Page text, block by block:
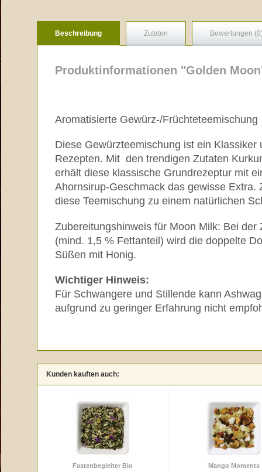
Beschreibung Zutaten Bewertungen
Produktinformationen "Golden
Aromatisierte Gewürz-/Früchteteemischung
Diese Gewürzteemischung ist ein Klassiker
Rezepten. Mit den trendigen Zutaten
erhält diese klassische Grundrezeptur mit
Ahornsirup-Geschmack das gewisse Extra.
diese Teemischung zu einem natürlichen
Zubereitungshinweis für Moon Milk: Bei der
(mind. 1,5 % Fettanteil) wird die doppelte
Süßen mit Honig.
Wichtiger Hinweis:
Für Schwangere und Stillende kann
aufgrund zu geringer Erfahrung nicht
Kunden kauften auch:
Fastenbegleiter Bio Mango Moments